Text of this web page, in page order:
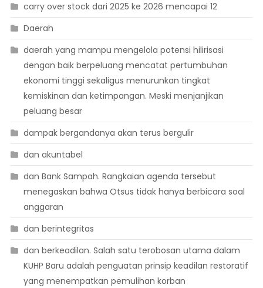
carry over stock dari 2025 ke 2026 mencapai 12
Daerah
daerah yang mampu mengelola potensi hilirisasi
dengan baik berpeluang mencatat pertumbuhan
ekonomi tinggi sekaligus menurunkan tingkat
kemiskinan dan ketimpangan. Meski menjanjikan
peluang besar
dampak bergandanya akan terus bergulir
dan akuntabel
dan Bank Sampah. Rangkaian agenda tersebut
menegaskan bahwa Otsus tidak hanya berbicara soal
anggaran
dan berintegritas
dan berkeadilan. Salah satu terobosan utama dalam
KUHP Baru adalah penguatan prinsip keadilan restoratif
yang menempatkan pemulihan korban